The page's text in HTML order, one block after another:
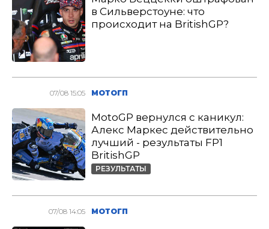
в Сильверстоуне: что
происходит на BritishGP?
07/08 15:05 МОТОГП
MotoGP вернулся с каникул:
Алекс Маркес действительно
лучший - результаты FP1
BritishGP
РЕЗУЛЬТАТЫ
07/08 14:05 МОТОГП